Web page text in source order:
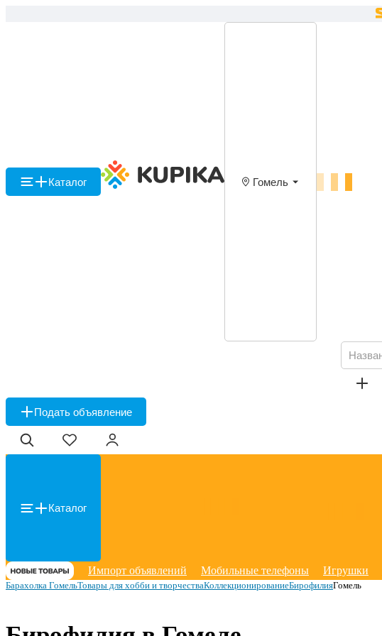
Каталог Гомель
Подать объявление
Каталог
Импорт объявлений Мобильные телефоны Игрушки
Барахолка ГомельТовары для хобби и творчестваКоллекционированиеБирофилияГомель